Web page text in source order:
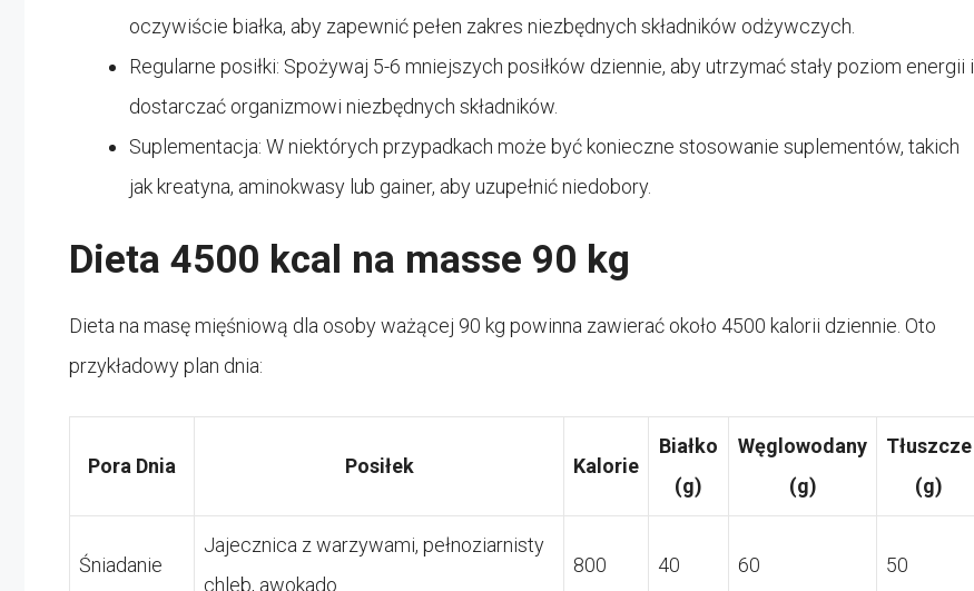
oczywiście białka, aby zapewnić pełen zakres niezbędnych składników odżywczych.
Regularne posiłki: Spożywaj 5-6 mniejszych posiłków dziennie, aby utrzymać stały poziom energii i
dostarczać organizmowi niezbędnych składników.
Suplementacja: W niektórych przypadkach może być konieczne stosowanie suplementów, takich
jak kreatyna, aminokwasy lub gainer, aby uzupełnić niedobory.
Dieta 4500 kcal na masse 90 kg
Dieta na masę mięśniową dla osoby ważącej 90 kg powinna zawierać około 4500 kalorii dziennie. Oto
przykładowy plan dnia:
Pora Dnia Posiłek Kalorie
Białko
(g)
Węglowodany
(g)
Tłuszcze
(g)
Śniadanie
Jajecznica z warzywami, pełnoziarnisty
chleb, awokado
800 40 60 50